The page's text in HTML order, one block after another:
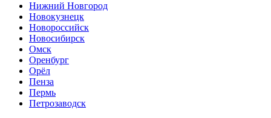
Нижний Новгород
Новокузнецк
Новороссийск
Новосибирск
Омск
Оренбург
Орёл
Пенза
Пермь
Петрозаводск